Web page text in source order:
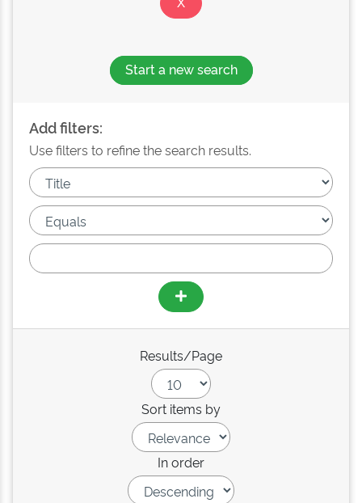
Start a new search
Add filters:
Use filters to refine the search results.
Results/Page
Sort items by
In order